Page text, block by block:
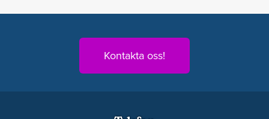
Kontakta oss!